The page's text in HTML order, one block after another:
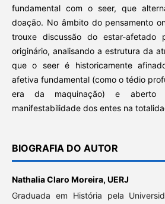
fundamental com o seer, que
doação. No âmbito do pensamento
trouxe discussão do estar-afetado
originário, analisando a estrutura da
que o seer é historicamente
afetiva fundamental (como o tédio
era da maquinação) e aberto
manifestabilidade dos entes na
BIOGRAFIA DO AUTOR
Nathalia Claro Moreira, UERJ
Graduada em História pela